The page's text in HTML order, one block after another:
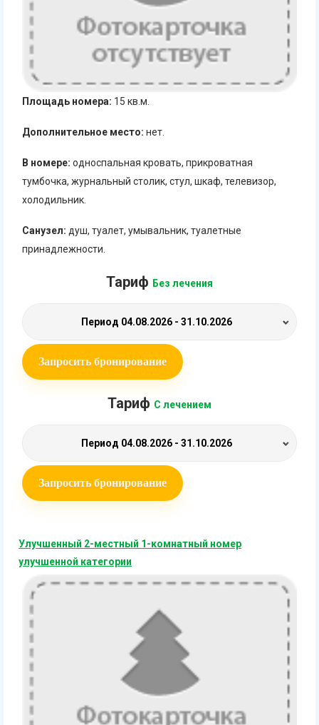
Площадь номера: 15 кв.м.
Дополнительное место: нет.
В номере: односпальная кровать, прикроватная
тумбочка, журнальный столик, стул, шкаф, телевизор,
холодильник.
Санузел: душ, туалет, умывальник, туалетные
принадлежности.
Тариф Без лечения
Период 04.08.2026 - 31.10.2026
Запросить бронирование
Тариф С лечением
Период 04.08.2026 - 31.10.2026
Запросить бронирование
Улучшенный 2-местный 1-комнатный номер
улучшенной категории